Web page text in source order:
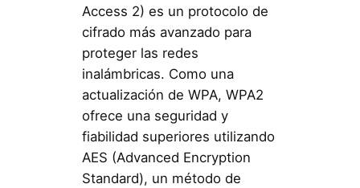
Access 2) es un protocolo de
cifrado más avanzado para
proteger las redes
inalámbricas. Como una
actualización de WPA, WPA2
ofrece una seguridad y
fiabilidad superiores utilizando
AES (Advanced Encryption
Standard), un método de